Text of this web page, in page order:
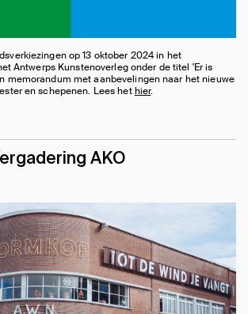
op 13 oktober 2024 in het
Antwerps Kunstenoverleg onder de titel 'Er is
memorandum met aanbevelingen naar het nieuwe
en schepenen. Lees hethier.
AKO